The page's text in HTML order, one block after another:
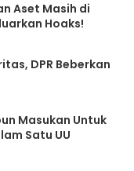
Aset Masih di
Hoaks!
DPR Beberkan
Masukan Untuk
Satu UU